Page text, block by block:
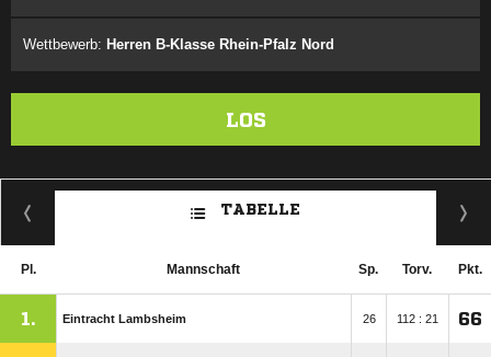
Wettbewerb: Herren B-Klasse Rhein-Pfalz Nord
LOS
TABELLE
Pl. Mannschaft Sp. Torv. Pkt.
1. Eintracht Lambsheim 26 112 : 21 66